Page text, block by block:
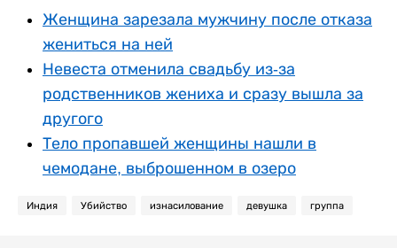
Женщина зарезала мужчину после отказа
жениться на ней
Невеста отменила свадьбу из-за
родственников жениха и сразу вышла за
другого
Тело пропавшей женщины нашли в
чемодане, выброшенном в озеро
Индия Убийство изнасилование девушка группа